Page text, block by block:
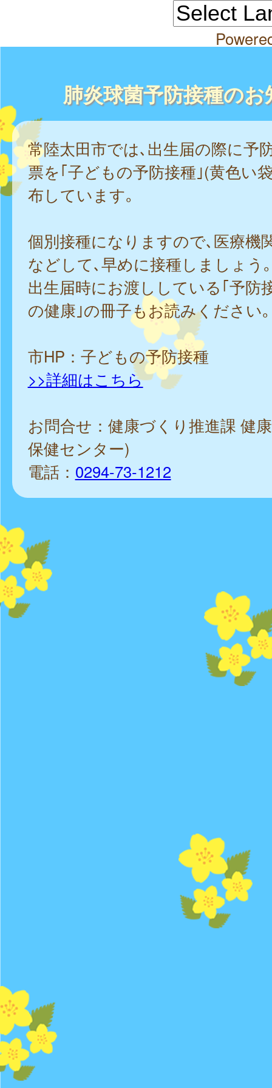
肺炎球菌予防接種の
常陸太田市では､出生届の際に予
票を｢子どもの予防接種｣(黄色い
布しています｡
個別接種になりますので､医療機
などして､早めに接種しましょう｡
出生届時にお渡ししている｢予防
の健康｣の冊子もお読みください｡
市HP：子どもの予防接種
>>詳細はこちら
お問合せ：健康づくり推進課 健
保健センター)
電話： 0294-73-1212